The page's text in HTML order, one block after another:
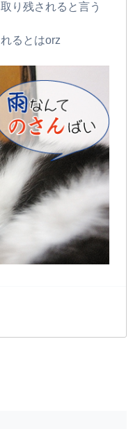
り残されると言う
るとはorz